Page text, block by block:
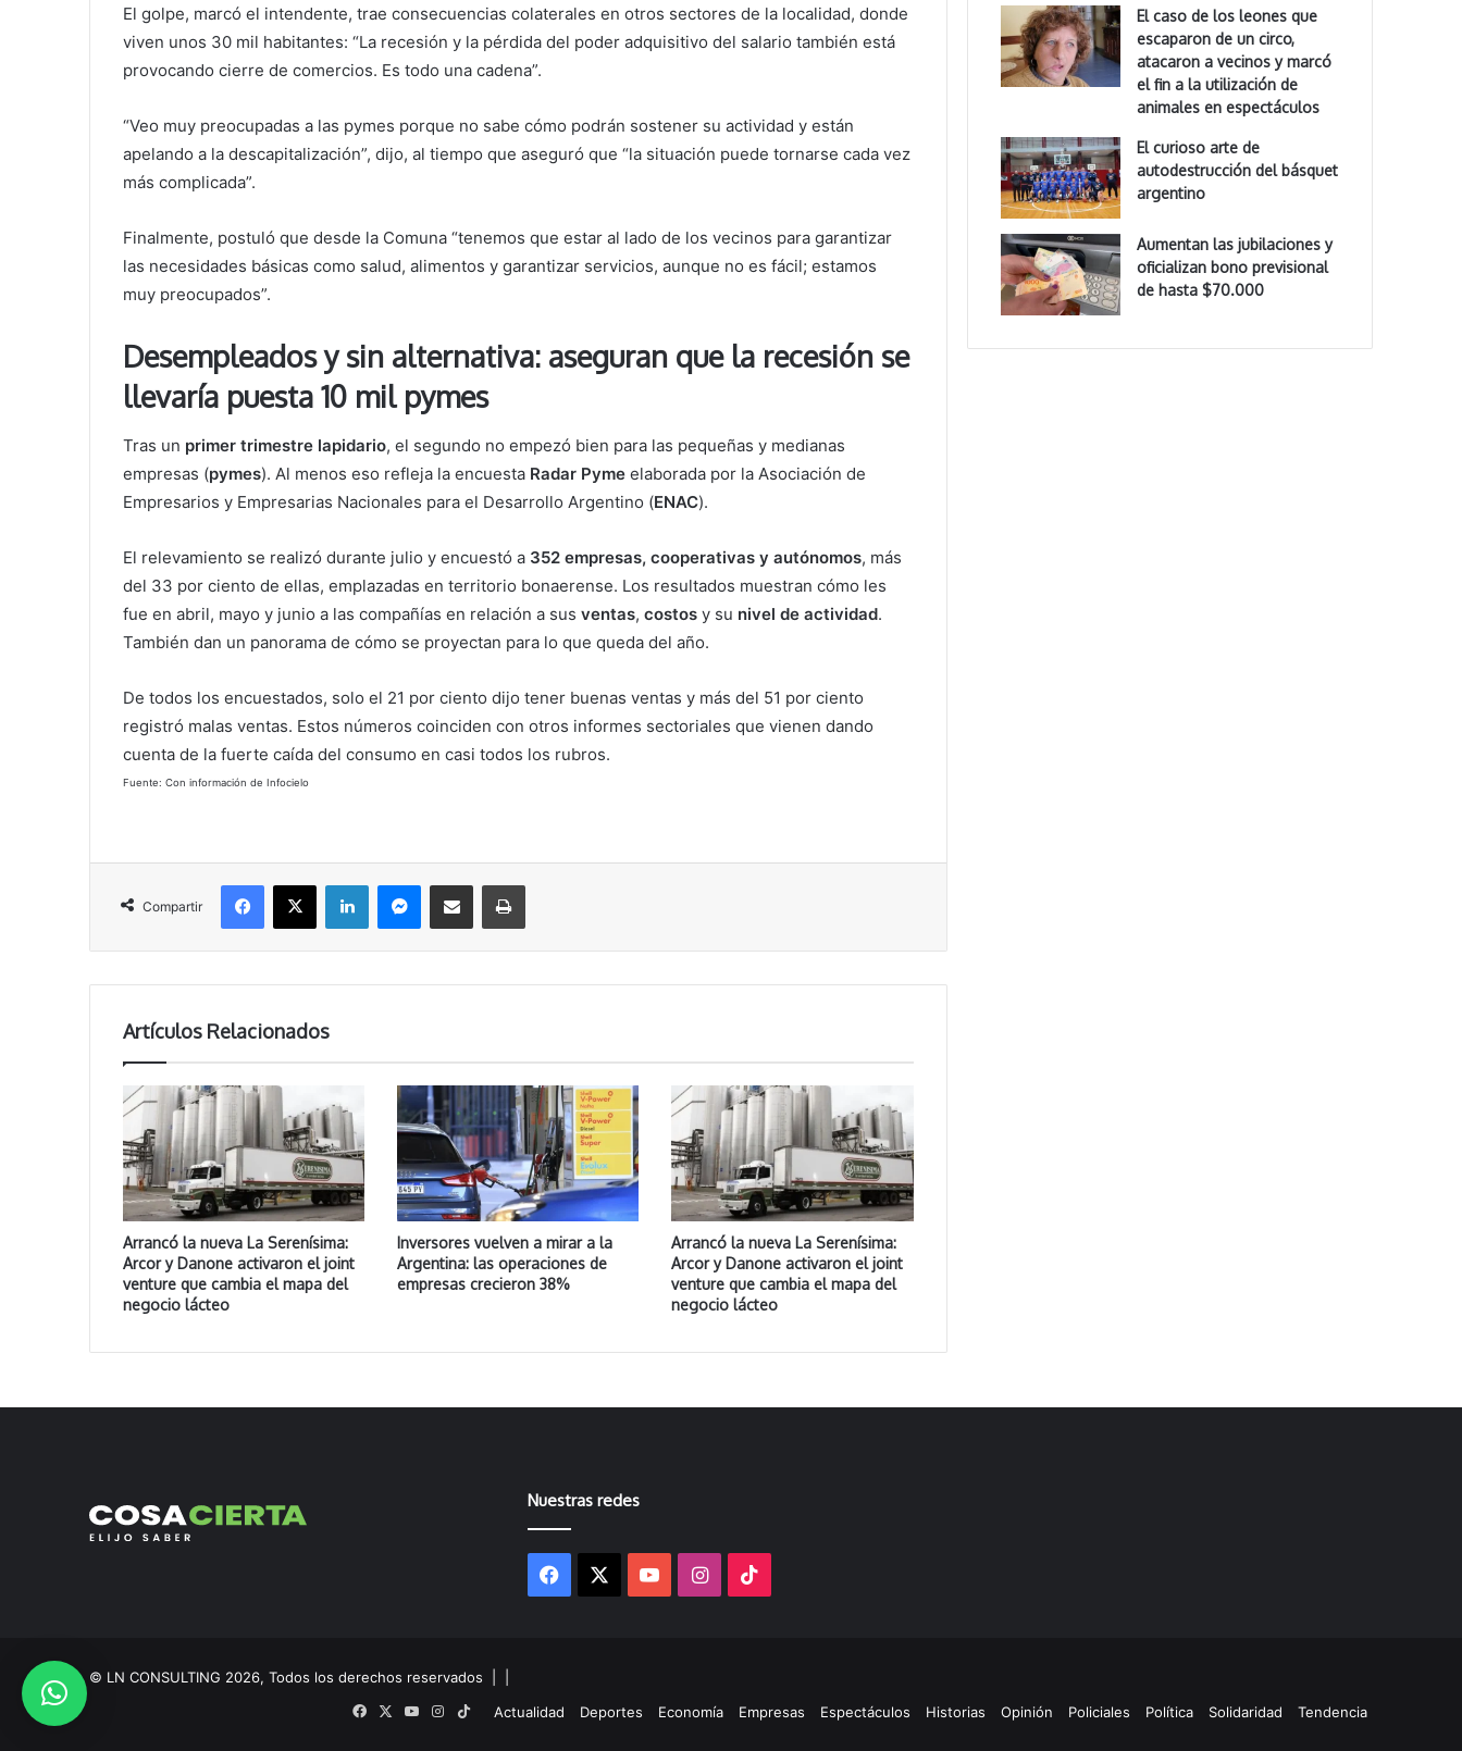
El golpe, marcó el intendente, trae consecuencias colaterales en otros sectores de la localidad, donde
viven unos 30 mil habitantes:“La recesión y la pérdida del poder adquisitivo del salario también está
provocando cierre de comercios. Es todo una cadena”.
“Veo muy preocupadas a las pymes porque no sabe cómo podrán sostener su actividad y están
apelando a la descapitalización”, dijo, al tiempo que aseguró que“la situación puede tornarse cada vez
más complicada”.
Finalmente, postuló que desde la Comuna “tenemos que estar al lado de los vecinos para garantizar
las necesidades básicas como salud, alimentos y garantizar servicios, aunque no es fácil; estamos
muy preocupados”.
Desempleados y sin alternativa: aseguran que la recesión se
llevaría puesta 10 mil pymes
Tras un primer trimestre lapidario, el segundo no empezó bien para las pequeñas y medianas
empresas (pymes). Al menos eso refleja la encuesta Radar Pyme elaborada por la Asociación de
Empresarios y Empresarias Nacionales para el Desarrollo Argentino (ENAC).
El relevamiento se realizó durante julio y encuestó a 352 empresas, cooperativas y autónomos, más
del 33 por ciento de ellas, emplazadas en territorio bonaerense. Los resultados muestran cómo les
fue en abril, mayo y junio a las compañías en relación a sus ventas,costosy su nivel de actividad.
También dan un panorama de cómo se proyectan para lo que queda del año.
De todos los encuestados, solo el 21 por ciento dijo tener buenas ventas y más del 51 por ciento
registró malas ventas. Estos números coinciden con otros informes sectoriales que vienen dando
cuenta de la fuerte caída del consumo en casi todos los rubros.
Fuente: Con información de Infocielo
Compartir
X LinkedIn Compartir vía correo electrónico
Artículos Relacionados
Arrancó la nueva La Serenísima:
Arcor y Danone activaron el joint
venture que cambia el mapa del
negocio lácteo
Inversores vuelven a mirar a la
Argentina: las operaciones de
empresas crecieron 38%
Arrancó la nueva La Serenísima:
Arcor y Danone activaron el joint
venture que cambia el mapa del
negocio lácteo
El caso de los leones que
escaparon de un circo,
atacaron a vecinos y marcó
el fin a la utilización de
animales en espectáculos
El curioso arte de
autodestrucción del básquet
argentino
Aumentan las jubilaciones y
oficializan bono previsional
de hasta $70.000
Nuestras redes
Facebook YouTubeInstagram
© LN CONSULTING 2026, Todos los derechos reservados |
Actualidad
Deportes Economía Empresas Espectáculos Historias Opinión Policiales Política Solidaridad Tendencia
FacebookYouTubeInstagram
TikTok